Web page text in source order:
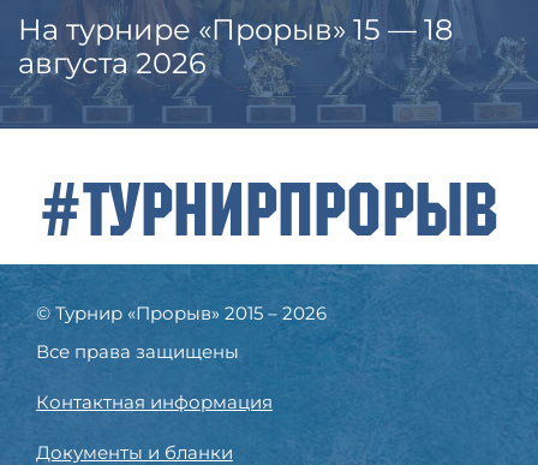
На турнире «Прорыв» 15 — 18
августа 2026
#ТурнирПрорыв
© Турнир «Прорыв» 2015 – 2026
Все права защищены
Контактная информация
Документы и бланки